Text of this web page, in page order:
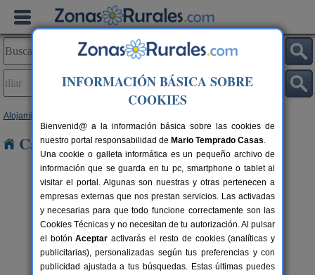
Alojamientos
Casas Rurales en Íllar
7 pers.
desde15 €
Cortijo Lorenzo
Abrucena (Almería)
INFORMACIÓN BÁSICA SOBRE
COOKIES
Bienvenid@ a la información básica sobre las cookies de
nuestro portal responsabilidad de Mario Temprado Casas.
Una cookie o galleta informática es un pequeño archivo de
información que se guarda en tu pc, smartphone o tablet al
visitar el portal. Algunas son nuestras y otras pertenecen a
empresas externas que nos prestan servicios. Las activadas
y necesarias para que todo funcione correctamente son las
Cookies Técnicas y no necesitan de tu autorización. Al pulsar
el botónAceptar activarás el resto de cookies (analíticas y
publicitarias), personalizadas según tus preferencias y con
publicidad ajustada a tus búsquedas. Estas últimas puedes